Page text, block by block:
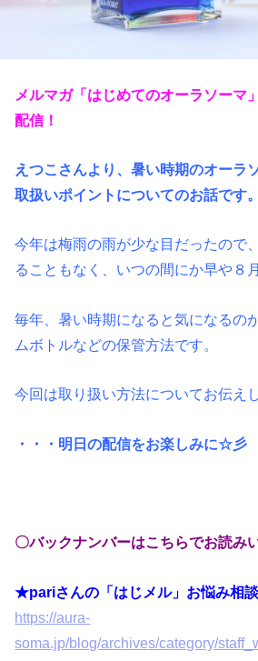
メルマガ「はじめてのオーラソーマ
配信！
えつこさんより、暑い時期のオーラ
取扱いポイントについてのお話です。
今年は梅雨の雨が少な目だったので
ることもなく、いつの間にか早や８
毎年、暑い時期になると気になるの
ムボトルなどの保管方法です。
今回は取り扱い方法についてお伝え
・・・明日の配信をお楽しみに☆彡
〇バックナンバーはこちらでお読み
★pariさんの「はじメル」お悩み相談
https://aura-
soma.jp/blog/archives/category/